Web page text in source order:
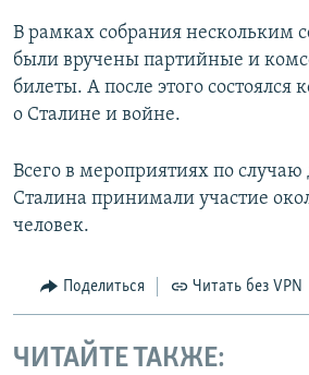
В рамках собрания нескольким
были вручены партийные и
билеты. А после этого состоялся
о Сталине и войне.
Всего в мероприятиях по
Сталина принимали участие
человек.
Поделиться Читать без VPN
ЧИТАЙТЕ ТАКЖЕ: